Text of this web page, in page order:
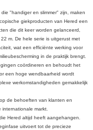
"handiger en slimmer" zijn, maken
giekproducten van Hered een
die dit keer worden gelanceerd,
m. De hele serie is uitgerust met
wat een efficiënte werking voor
in de praktijk brengt.
coördineren en behoudt het
een hoge wendbaarheid wordt
werkomstandigheden gemakkelijk
de behoeften van klanten en
markt.
Hered altijd heeft aangehangen.
uitvoert tot de precieze